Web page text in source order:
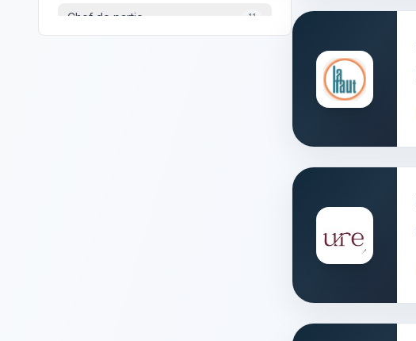
Chef de partie 11